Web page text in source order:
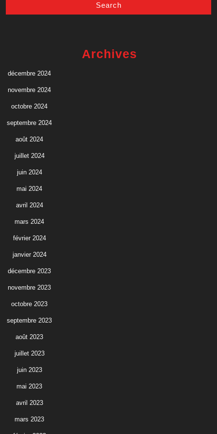
Archives
décembre 2024
novembre 2024
octobre 2024
septembre 2024
août 2024
juillet 2024
juin 2024
mai 2024
avril 2024
mars 2024
février 2024
janvier 2024
décembre 2023
novembre 2023
octobre 2023
septembre 2023
août 2023
juillet 2023
juin 2023
mai 2023
avril 2023
mars 2023